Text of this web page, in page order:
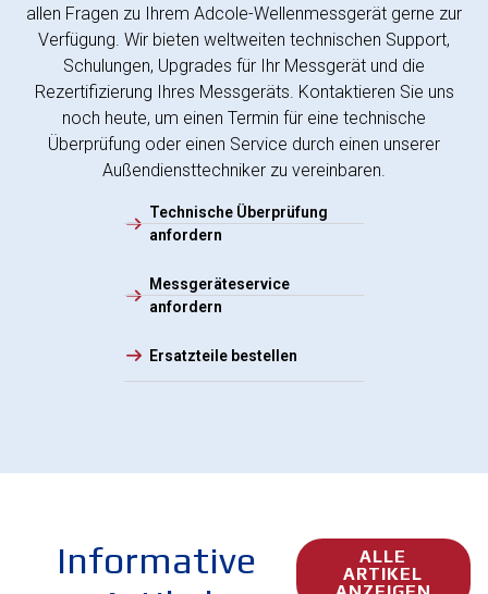
allen Fragen zu Ihrem Adcole-Wellenmessgerät gerne zur
Verfügung. Wir bieten weltweiten technischen Support,
Schulungen, Upgrades für Ihr Messgerät und die
Rezertifizierung Ihres Messgeräts. Kontaktieren Sie uns
noch heute, um einen Termin für eine technische
Überprüfung oder einen Service durch einen unserer
Außendiensttechniker zu vereinbaren.
Technische Überprüfung
anfordern
Messgeräteservice
anfordern
Ersatzteile bestellen
Informative
ALLE
ARTIKEL